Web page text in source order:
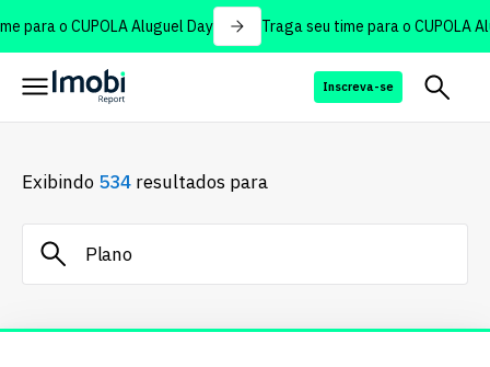
para o CUPOLA Aluguel Day Traga seu time para o CUPOLA
Inscreva-se
Exibindo 534 resultados para